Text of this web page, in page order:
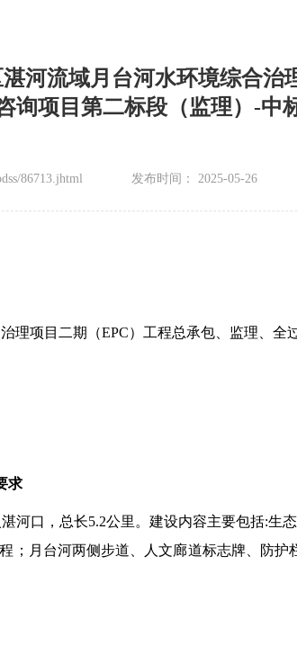
湛河流域月台河水环境综合
询项目第二标段（监理）-中
86713.jhtml 发布时间： 2025-05-26
理项目二期（EPC）工程总承包、监理、全
求
河口，总长5.2公里。建设内容主要包括:生
；月台河两侧步道、人文廊道标志牌、防